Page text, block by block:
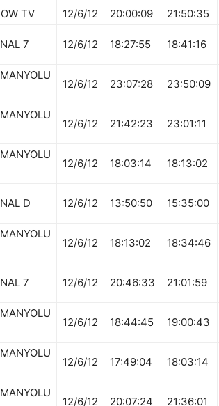
TV 12/6/12 20:00:09 21:50:35
7 12/6/12 18:27:55 18:41:16
12/6/12 23:07:28 23:50:09
12/6/12 21:42:23 23:01:11
12/6/12 18:03:14 18:13:02
D 12/6/12 13:50:50 15:35:00
12/6/12 18:13:02 18:34:46
7 12/6/12 20:46:33 21:01:59
12/6/12 18:44:45 19:00:43
12/6/12 17:49:04 18:03:14
12/6/12 20:07:24 21:36:01